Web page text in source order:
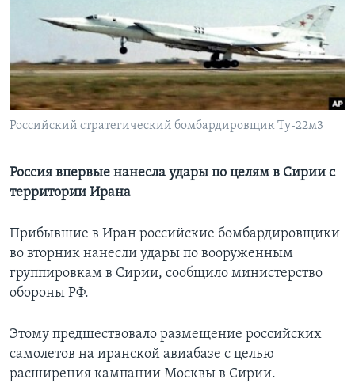
Learning English
СОЦИАЛЬНЫЕ СЕТИ
Российский стратегический бомбардировщик Ту-22м3
Россия впервые нанесла удары по целям в Сирии с
территории Ирана
Прибывшие в Иран российские бомбардировщики
во вторник нанесли удары по вооруженным
группировкам в Сирии, сообщило министерство
обороны РФ.
Этому предшествовало размещение российских
самолетов на иранской авиабазе с целью
расширения кампании Москвы в Сирии.